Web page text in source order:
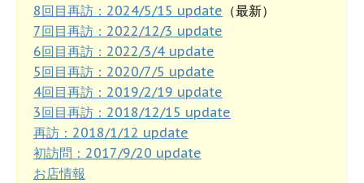
8回目再訪：2024/5/15 update （最新）
7回目再訪：2022/12/3 update
6回目再訪：2022/3/4 update
5回目再訪：2020/7/5 update
4回目再訪：2019/2/19 update
3回目再訪：2018/12/15 update
再訪：2018/1/12 update
初訪問：2017/9/20 update
お店情報